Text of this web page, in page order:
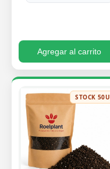
Agregar al carrito
STOCK 50U